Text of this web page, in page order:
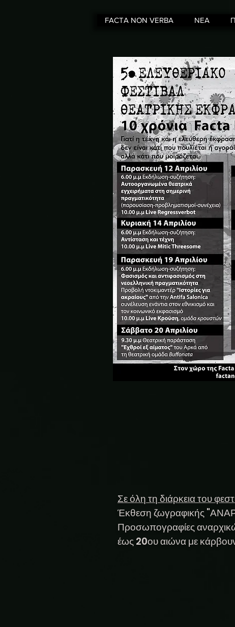
FACTA NON VERBA ΝΕΑ
Σε όλη τη διάρκεια
Έκθεση ζωγραφικής
Προσωπογραφίες
έως 20ου αιώνα με